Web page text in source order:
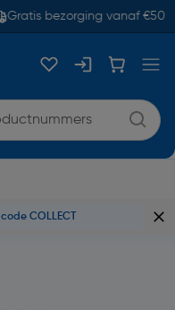
bezorging vanaf €50
COLLECT